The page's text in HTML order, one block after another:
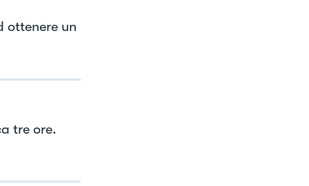
ottenere un
tre ore.